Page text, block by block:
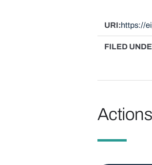
URI https://
FILED
Actions